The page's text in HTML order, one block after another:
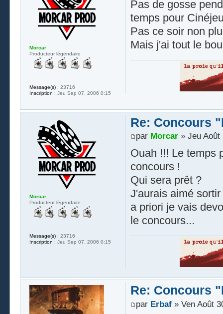
Pas de gosse
temps pour
Pas ce soir non
Mais j'ai tout le
Morcar
Producteur légendaire
Message(s) : 23716
Inscription : Jeu Sep 07, 2006 0:15
Re: Concours
par Morcar» Jeu Août
Ouah !!! Le temps
concours !
Qui sera prêt ?
J'aurais aimé
a priori je vais
le concours...
Morcar
Producteur légendaire
Message(s) : 23716
Inscription : Jeu Sep 07, 2006 0:15
Re: Concours
par Erbaf» Ven Août